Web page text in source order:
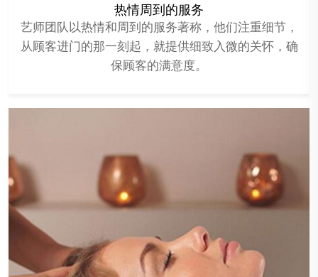
热情周到的服务
艺师团队以热情和周到的服务著称，他们注重细节，
从顾客进门的那一刻起，就提供细致入微的关怀，确
保顾客的满意度。